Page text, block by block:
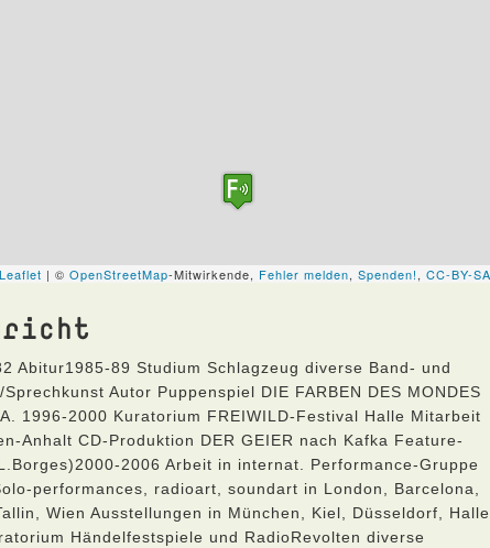
Abitur1985-89 Studium Schlagzeug diverse Band- und
Autor Puppenspiel DIE FARBEN DES MONDES
1996-2000 Kuratorium FREIWILD-Festival Halle Mitarbeit
Anhalt CD-Produktion DER GEIER nach Kafka Feature-
2006 Arbeit in internat. Performance-Gruppe
performances, radioart, soundart in London, Barcelona,
Wien Ausstellungen in München, Kiel, Düsseldorf, Halle
Händelfestspiele und RadioRevolten diverse